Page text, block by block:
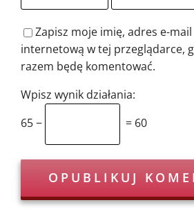
Zapisz moje imię, adres e-
internetową w tej przeglądarce,
razem będę komentować.
Wpisz wynik działania:
65 −
= 60